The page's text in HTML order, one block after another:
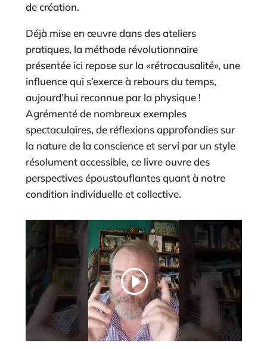
de création.
Déjà mise en œuvre dans des ateliers
pratiques, la méthode révolutionnaire
présentée ici repose sur la «rétrocausalité», une
influence qui s’exerce à rebours du temps,
aujourd’hui reconnue par la physique !
Agrémenté de nombreux exemples
spectaculaires, de réflexions approfondies sur
la nature de la conscience et servi par un style
résolument accessible, ce livre ouvre des
perspectives époustouflantes quant à notre
condition individuelle et collective.